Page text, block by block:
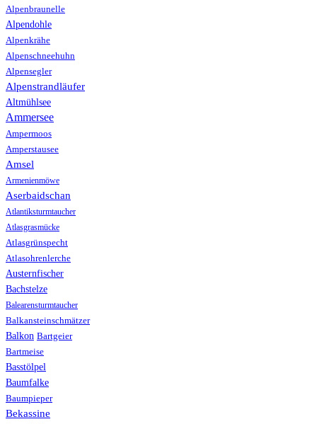
Alpenbraunelle
Alpendohle
Alpenkrähe
Alpenschneehuhn
Alpensegler
Alpenstrandläufer
Altmühlsee
Ammersee
Ampermoos
Amperstausee
Amsel
Armenienmöwe
Aserbaidschan
Atlantiksturmtaucher
Atlasgrasmücke
Atlasgrünspecht
Atlasohrenlerche
Austernfischer
Bachstelze
Balearensturmtaucher
Balkansteinschmätzer
Balkon Bartgeier
Bartmeise
Basstölpel
Baumfalke
Baumpieper
Bekassine